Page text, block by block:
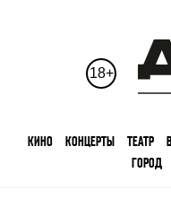
18+
КИНО КОНЦЕРТЫ ТЕАТР
ГОРОД